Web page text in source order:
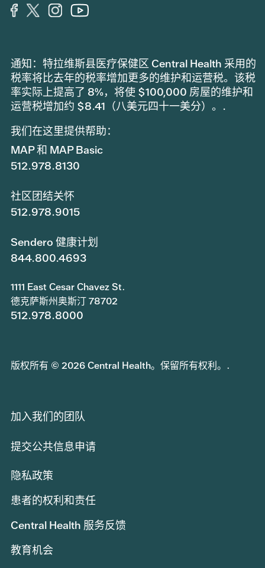
通知：特拉维斯县医疗保健区 Central Health 采用的
税率将比去年的税率增加更多的维护和运营税。该税
率实际上提高了 8%，将使 $100,000 房屋的维护和
运营税增加约 $8.41（八美元四十一美分）。.
我们在这里提供帮助：
MAP 和 MAP Basic
512.978.8130
社区团结关怀
512.978.9015
Sendero 健康计划
844.800.4693
1111 East Cesar Chavez St.
德克萨斯州奥斯汀 78702
512.978.8000
版权所有 © 2026 Central Health。保留所有权利。.
加入我们的团队
提交公共信息申请
隐私政策
患者的权利和责任
Central Health 服务反馈
教育机会